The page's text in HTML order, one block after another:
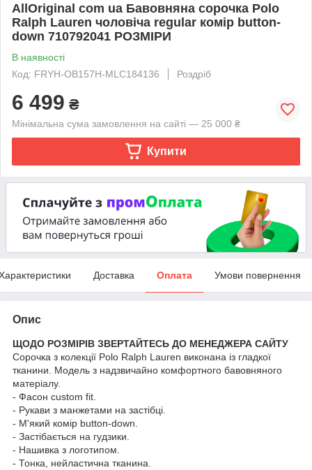
AllOriginal com ua Бавовняна сорочка Polo
Ralph Lauren чоловіча regular комір button-
down 710792041 РОЗМІРИ
В наявності
Код: FRYH-OB157H-MLC184136
Роздріб
6 499 ₴
Мінімальна сума замовлення на сайті — 25 000 ₴
Купити
Доставка Оплата Умови повернення
Опис
ЩОДО РОЗМІРІВ ЗВЕРТАЙТЕСЬ ДО МЕНЕДЖЕРА САЙТУ
Сорочка з колекції Polo Ralph Lauren виконана із гладкої
тканини. Модель з надзвичайно комфортного бавовняного
матеріалу.
- Фасон custom fit.
- Рукави з манжетами на застібці.
- М'який комір button-down.
- Застібається на гудзики.
- Нашивка з логотипом.
- Тонка, нейластична тканина.